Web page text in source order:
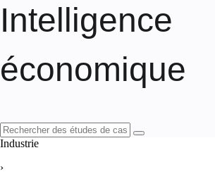
Intelligence
économique
Industrie
›